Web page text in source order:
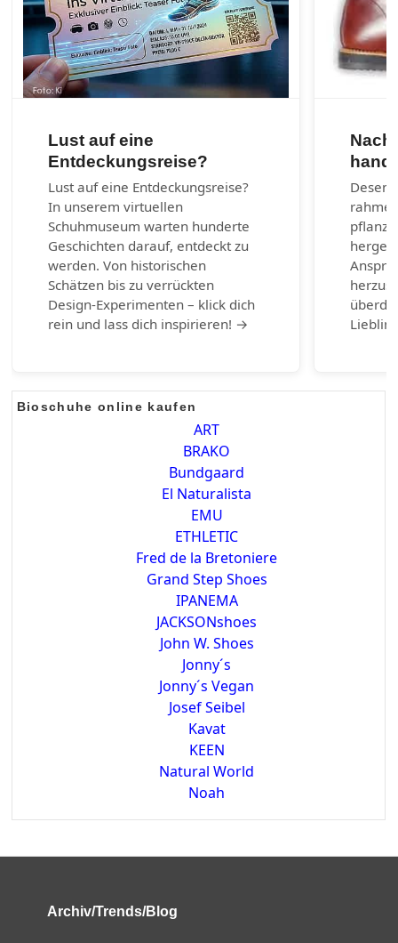
Lust auf eine
Entdeckungsreise?
Lust auf eine Entdeckungsreise?
In unserem virtuellen
Schuhmuseum warten hunderte
Geschichten darauf, entdeckt zu
werden. Von historischen
Schätzen bis zu verrückten
Design-Experimenten – klick dich
rein und lass dich inspirieren! →
Bioschuhe online kaufen
ART
BRAKO
Bundgaard
El Naturalista
EMU
ETHLETIC
Fred de la Bretoniere
Grand Step Shoes
IPANEMA
JACKSONshoes
John W. Shoes
Jonny´s
Jonny´s Vegan
Josef Seibel
Kavat
KEEN
Natural World
Noah
Archiv/Trends/Blog